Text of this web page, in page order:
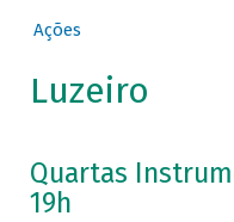
Ações
Luzeiro
Quartas
19h